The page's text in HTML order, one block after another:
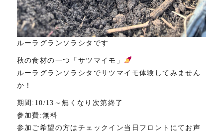
ルーラグランソラシタです
秋の食材の一つ「サツマイモ」
ルーラグランソラシタでサツマイモ体験してみません
か！
期間:10/13～無くなり次第終了
参加費:無料
参加ご希望の方はチェックイン当日フロントにてお声